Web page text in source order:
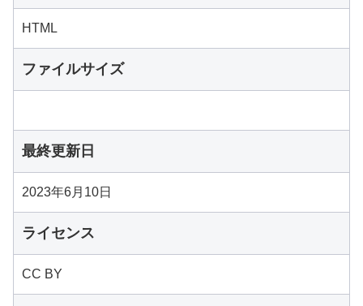
HTML
ファイルサイズ
最終更新日
2023年6月10日
ライセンス
CC BY